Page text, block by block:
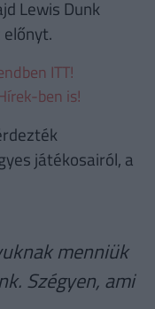
Lewis Dunk
ITT!
ben is!
játékosairól, a
menniük
Szégyen, ami